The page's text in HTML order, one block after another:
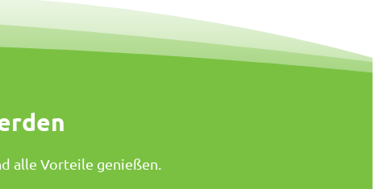
alle Vorteile genießen.